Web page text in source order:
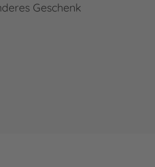
Geschenk